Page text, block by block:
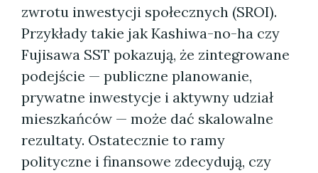
zwrotu inwestycji społecznych (SROI).
Przykłady takie jak Kashiwa-no-ha czy
Fujisawa SST pokazują, że zintegrowane
podejście — publiczne planowanie,
prywatne inwestycje i aktywny udział
mieszkańców — może dać skalowalne
rezultaty. Ostatecznie to ramy
polityczne i finansowe zdecydują, czy